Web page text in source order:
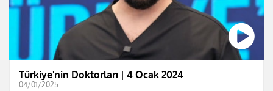
Türkiye'nin Doktorları | 4 Ocak 2024
04/01/2025